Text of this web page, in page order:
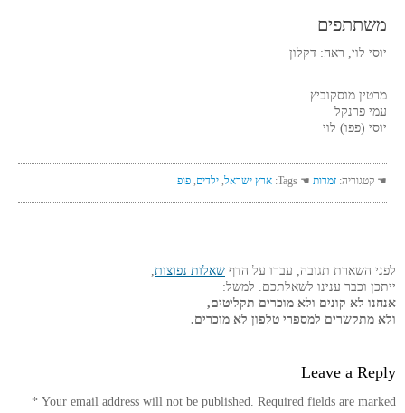
משתתפים
יוסי לוי, ראה: דקלון
מרטין מוסקוביץ
עמי פרנקל
יוסי (פפו) לוי
☚ קטגוריה: זמרות ☚ Tags: ארץ ישראל, ילדים, פופ
לפני השארת תגובה, עברו על הדף שאלות נפוצות,
ייתכן וכבר ענינו לשאלתכם. למשל:
אנחנו לא קונים ולא מוכרים תקליטים,
ולא מתקשרים למספרי טלפון לא מוכרים.
Leave a Reply
Your email address will not be published. Required fields are marked
*